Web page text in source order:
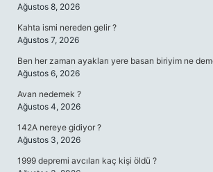
Ağustos 8, 2026
Kahta ismi nereden gelir ?
Ağustos 7, 2026
Ben her zaman ayakları yere basan biriyim ne
Ağustos 6, 2026
Avan nedemek ?
Ağustos 4, 2026
142A nereye gidiyor ?
Ağustos 3, 2026
1999 depremi avcıları kaç kişi öldü ?